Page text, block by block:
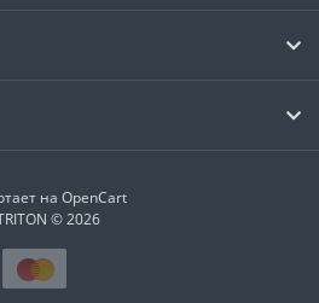
на OpenCart
© 2026